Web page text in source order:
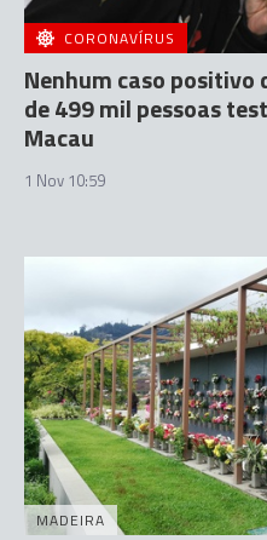
CORONAVÍRUS
Nenhum caso
de 499 mil pessoas
Macau
1 Nov 10:59
MADEIRA